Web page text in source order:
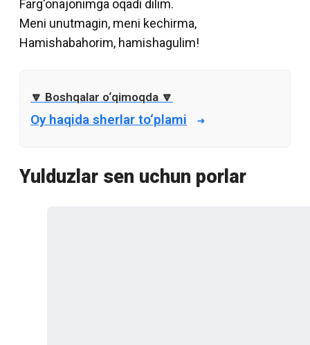
Farg‘onajonimga oqadi dilim.
Meni unutmagin, meni kechirma,
Hamishabahorim, hamishagulim!
Oy haqida sherlar to‘plami
Yulduzlar sen uchun porlar